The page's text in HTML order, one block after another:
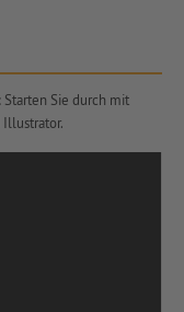
Sie durch mit
Illustrator.